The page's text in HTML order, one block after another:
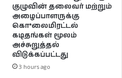
குழுவின் தலைவர் மற்றும்
அழைப்பாளருக்கு
கொ*லைமிரட்டல்
கடிதங்கள் மூலம்
அச்சுறுத்தல்
விடுக்கப்பட்டது
3 hours ago